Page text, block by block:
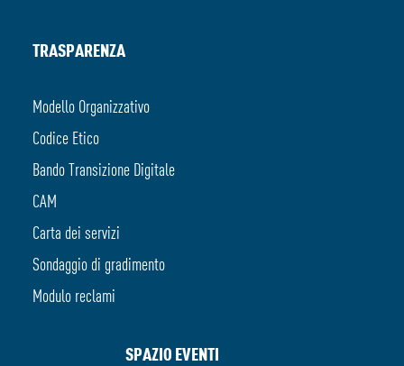
TRASPARENZA
Modello Organizzativo
Codice Etico
Bando Transizione Digitale
CAM
Carta dei servizi
Sondaggio di gradimento
Modulo reclami
SPAZIO EVENTI